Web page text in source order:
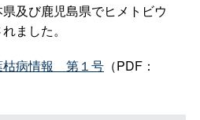
及び鹿児島県でヒメトビウ
ました。
病情報 第１号（PDF：